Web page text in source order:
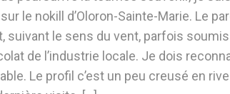
le nokill d’Oloron-Sainte-Marie. Le
suivant le sens du vent, parfois
de l’industrie locale. Je dois
Le profil c’est un peu creusé en